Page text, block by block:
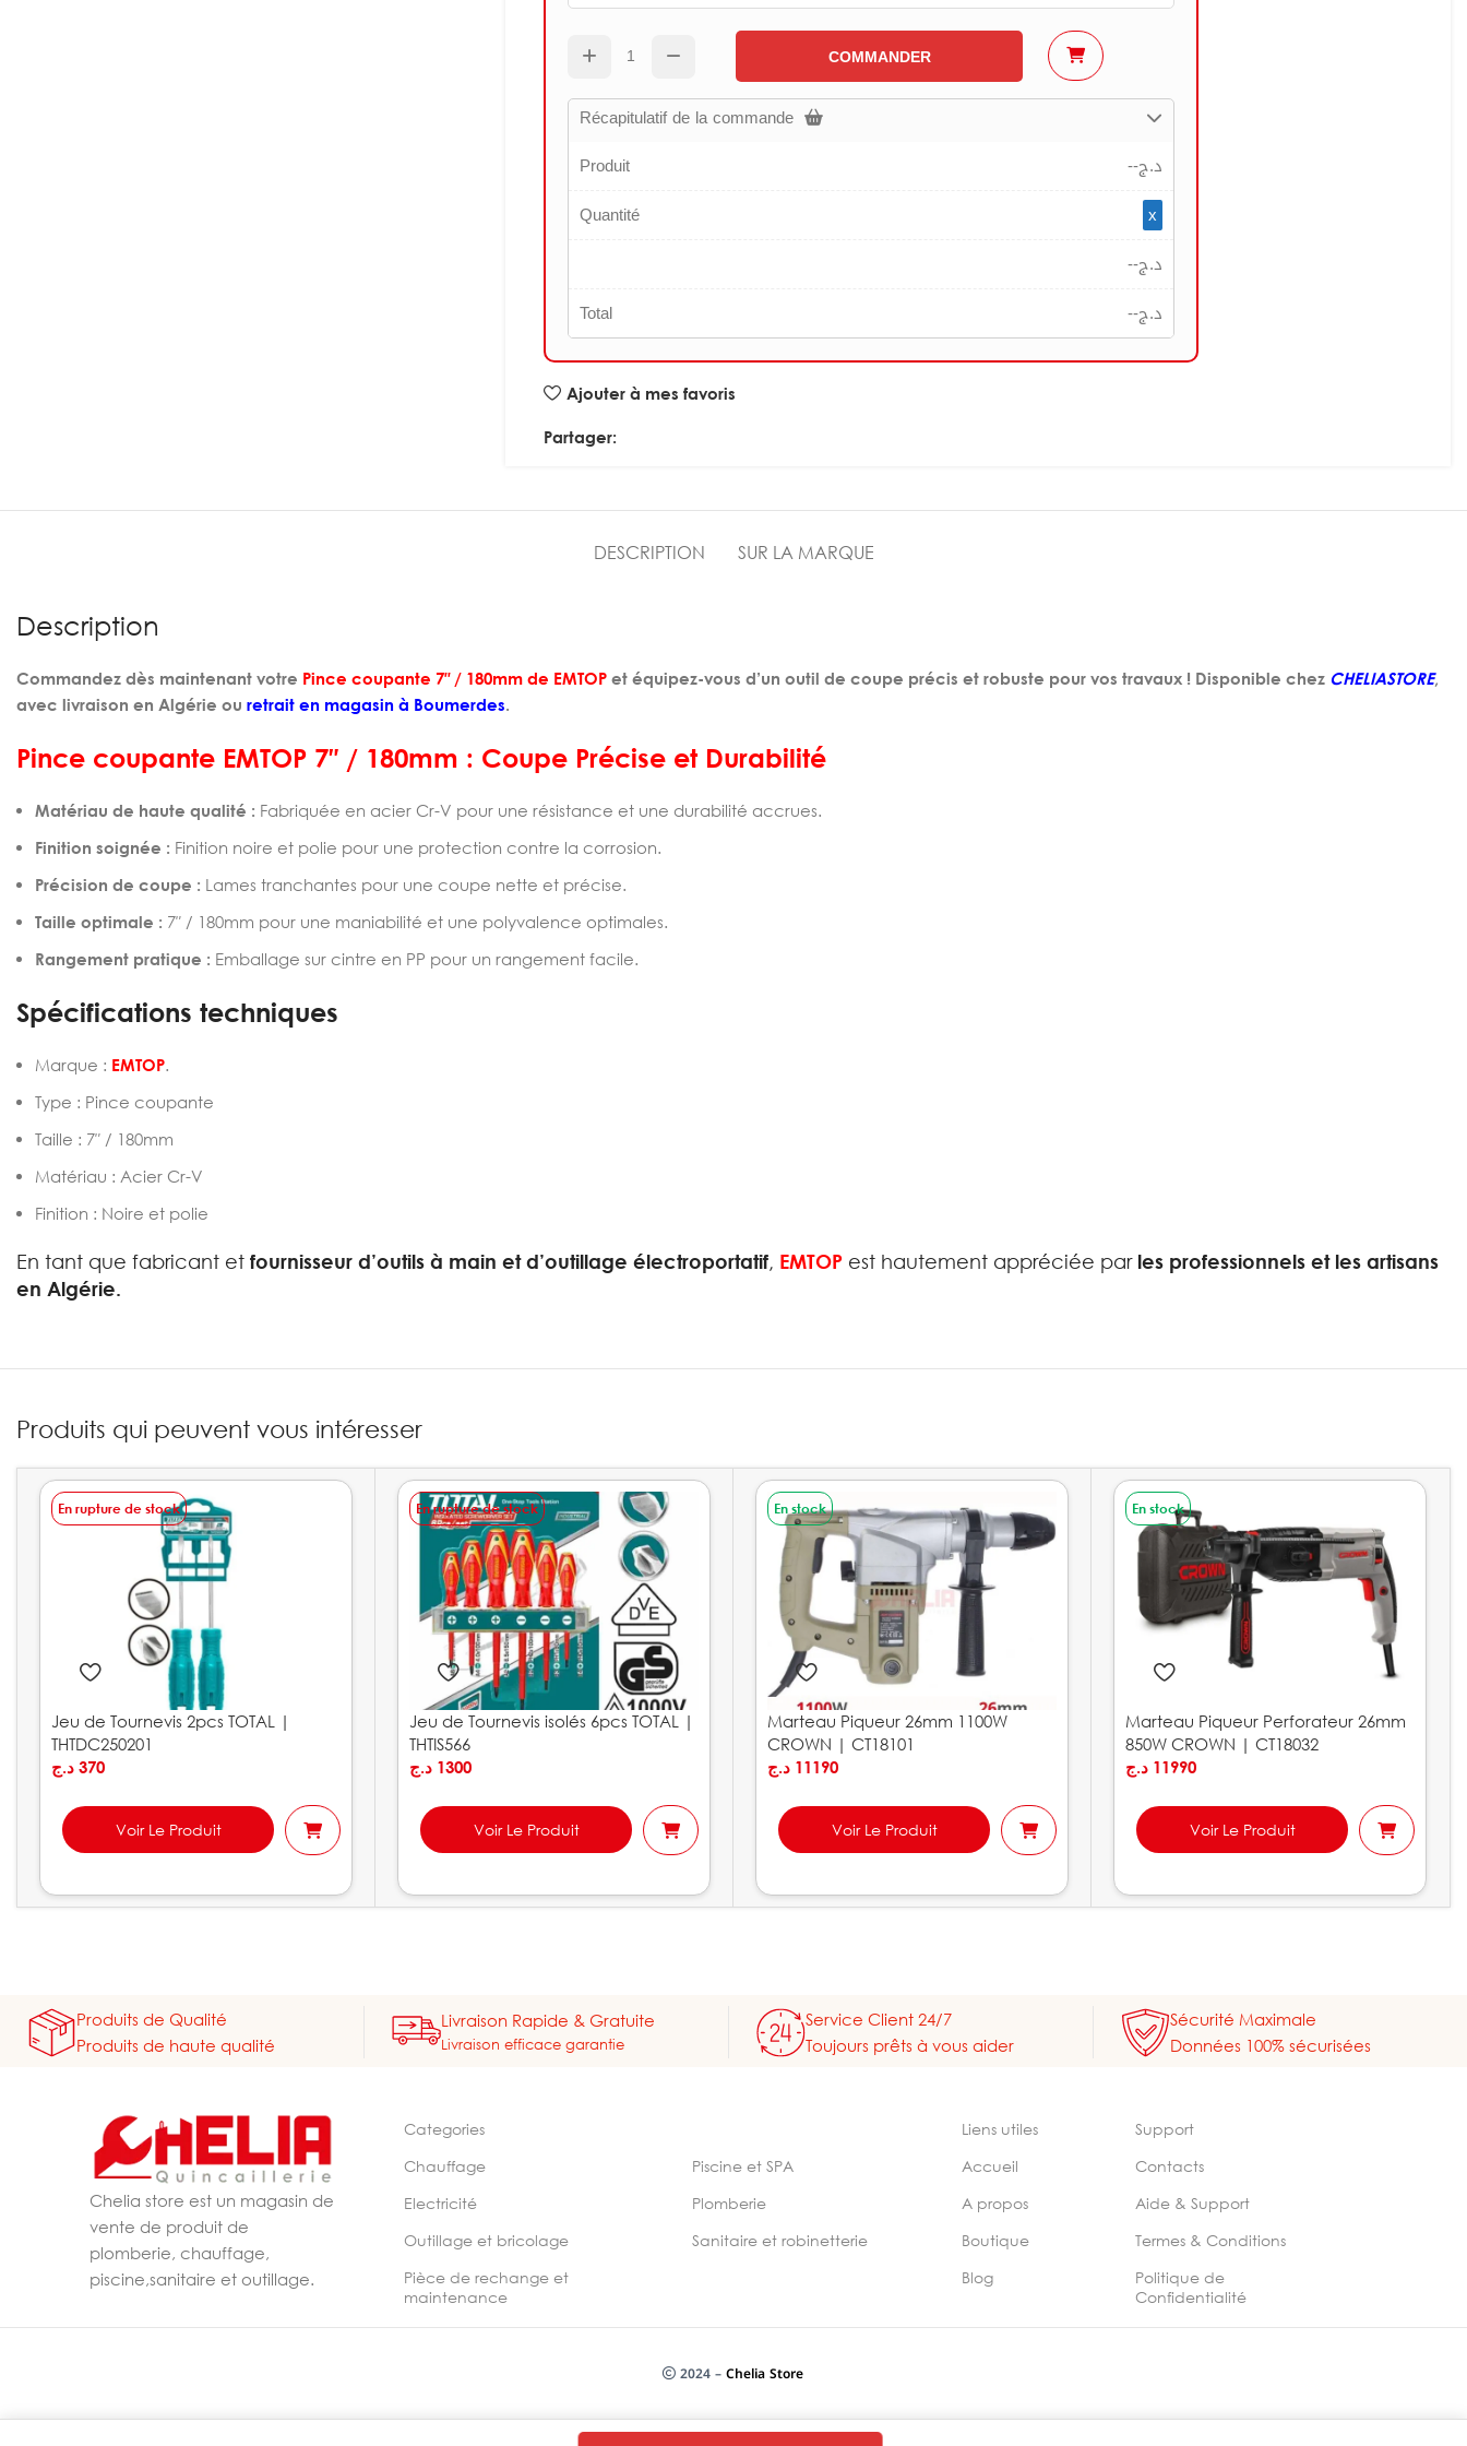
COMMANDER
Récapitulatif de la commande
Produit
--د.ج
Quantité
x
--د.ج
Total
--د.ج
Ajouter à mes favoris
Partager:
DESCRIPTION SUR LA MARQUE
Description
Commandez dès maintenant votre Pince coupante 7″ / 180mm de EMTOP et équipez-vous d’un outil de coupe précis et robuste pour vos travaux ! Disponible chez CHELIASTORE,
avec livraison en Algérie ou retrait en magasin à Boumerdes.
Pince coupante EMTOP 7″ / 180mm : Coupe Précise et Durabilité
Matériau de haute qualité : Fabriquée en acier Cr-V pour une résistance et une durabilité accrues.
Finition soignée : Finition noire et polie pour une protection contre la corrosion.
Précision de coupe : Lames tranchantes pour une coupe nette et précise.
Taille optimale : 7″ / 180mm pour une maniabilité et une polyvalence optimales.
Rangement pratique : Emballage sur cintre en PP pour un rangement facile.
Spécifications techniques
Marque : EMTOP.
Type : Pince coupante
Taille : 7″ / 180mm
Matériau : Acier Cr-V
Finition : Noire et polie
En tant que fabricant et fournisseur d’outils à main et d’outillage électroportatif, EMTOP est hautement appréciée par les professionnels et les artisans
en Algérie.
Produits qui peuvent vous intéresser
En rupture de stock
Jeu de Tournevis 2pcs TOTAL |
THTDC250201
370 د.ج
Voir Le Produit
En rupture de stock
Jeu de Tournevis isolés 6pcs TOTAL |
THTIS566
1300 د.ج
Voir Le Produit
En stock
Marteau Piqueur 26mm 1100W
CROWN | CT18101
11190 د.ج
Voir Le Produit
En stock
Marteau Piqueur Perforateur 26mm
850W CROWN | CT18032
11990 د.ج
Voir Le Produit
Produits de Qualité
Produits de haute qualité
Livraison Rapide & Gratuite
Livraison efficace garantie
Service Client 24/7
Toujours prêts à vous aider
Sécurité Maximale
Données 100% sécurisées
Chelia store est un magasin de
vente de produit de
plomberie, chauffage,
piscine,sanitaire et outillage.
Categories
Chauffage
Electricité
Outillage et bricolage
Pièce de rechange et
maintenance
Piscine et SPA
Plomberie
Sanitaire et robinetterie
Liens utiles
Accueil
A propos
Boutique
Blog
Support
Contacts
Aide & Support
Termes & Conditions
Politique de
Confidentialité
2024 –Chelia Store